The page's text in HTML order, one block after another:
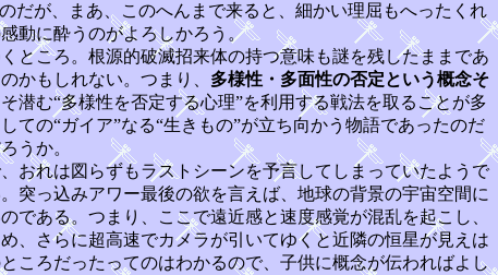
だが、まあ、このへんまで来ると、細かい理屈もへったくれ
動に酔うのがよろしかろう。
ころ。根源的破滅招来体の持つ意味も謎を残したままであ
かもしれない。つまり、 多様性・多面性の否定という概念そ
潜む“多様性を否定する心理”を利用する戦法を取ることが多
の“ガイア”なる“生きもの”が立ち向かう物語であったのだ
うか。
おれは図らずもラストシーンを予言してしまっていたようで
突っ込みアワー最後の欲を言えば、地球の背景の宇宙空間に
ある。つまり、ここで遠近感と速度感覚が混乱を起こし、
、さらに超高速でカメラが引いてゆくと近隣の恒星が見えは
ろだったってのはわかるので、子供に概念が伝わればよし